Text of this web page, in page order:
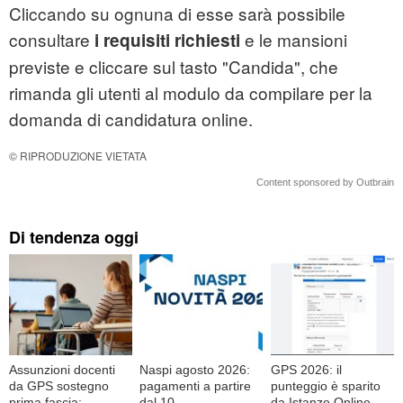
Cliccando su ognuna di esse sarà possibile
consultare i requisiti richiesti e le mansioni
previste e cliccare sul tasto "Candida", che
rimanda gli utenti al modulo da compilare per la
domanda di candidatura online.
© RIPRODUZIONE VIETATA
Content sponsored by Outbrain
Di tendenza oggi
Assunzioni docenti
da GPS sostegno
Naspi agosto 2026:
pagamenti a partire
GPS 2026: il
punteggio è sparito